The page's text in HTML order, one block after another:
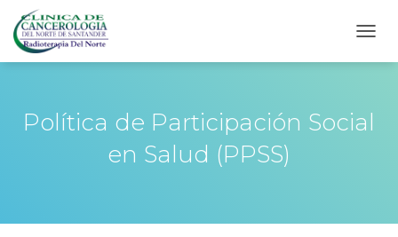
Política de Participación Social
en Salud (PPSS)